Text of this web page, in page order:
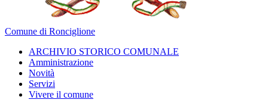
Comune di Ronciglione
ARCHIVIO STORICO COMUNALE
Amministrazione
Novità
Servizi
Vivere il comune